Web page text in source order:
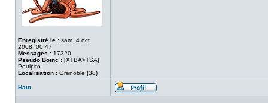
Enregistré le : sam. 4 oct.
2008, 00:47
Messages : 17320
Pseudo Boinc : [XTBA>TSA]
Poulpito
Localisation : Grenoble (38)
Haut
Profil